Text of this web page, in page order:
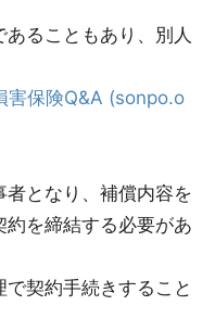
ることもあり、別人
害保険Q&A (sonpo.o
となり、補償内容を
を締結する必要があ
契約手続きすること